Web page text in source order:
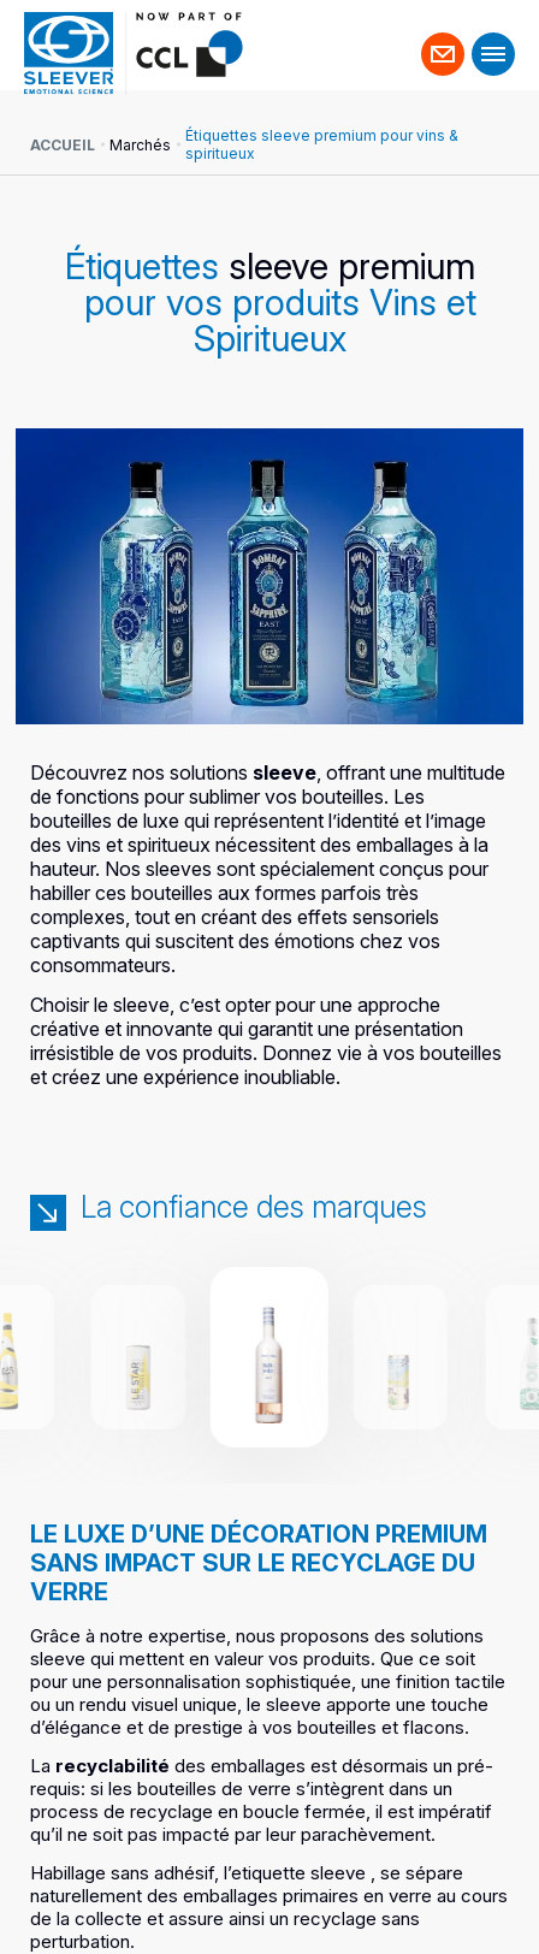
Contact
ACCUEIL Marchés
Étiquettes sleeve premium pour vins &
spiritueux
Étiquettes sleeve premium
pour vos produits Vins et
Spiritueux
Découvrez nos solutions sleeve, offrant une multitude
de fonctions pour sublimer vos bouteilles. Les
bouteilles de luxe qui représentent l’identité et l’image
des vins et spiritueux nécessitent des emballages à la
hauteur. Nos sleeves sont spécialement conçus pour
habiller ces bouteilles aux formes parfois très
complexes, tout en créant des effets sensoriels
captivants qui suscitent des émotions chez vos
consommateurs.
Choisir le sleeve, c’est opter pour une approche
créative et innovante qui garantit une présentation
irrésistible de vos produits. Donnez vie à vos bouteilles
et créez une expérience inoubliable.
La confiance des marques
LE LUXE D’UNE DÉCORATION PREMIUM
SANS IMPACT SUR LE RECYCLAGE DU
VERRE
Grâce à notre expertise, nous proposons des solutions
sleeve qui mettent en valeur vos produits. Que ce soit
pour une personnalisation sophistiquée, une finition tactile
ou un rendu visuel unique, le sleeve apporte une touche
d’élégance et de prestige à vos bouteilles et flacons.
La recyclabilité des emballages est désormais un pré-
requis: si les bouteilles de verre s’intègrent dans un
process de recyclage en boucle fermée, il est impératif
qu’il ne soit pas impacté par leur parachèvement.
Habillage sans adhésif, l’etiquette sleeve , se sépare
naturellement des emballages primaires en verre au cours
de la collecte et assure ainsi un recyclage sans
perturbation.